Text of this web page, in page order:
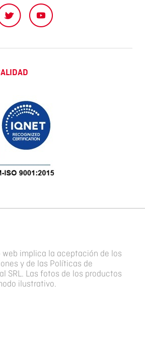
web implica la aceptación de los
y de las Políticas de
SRL. Las fotos de los productos
ilustrativo.